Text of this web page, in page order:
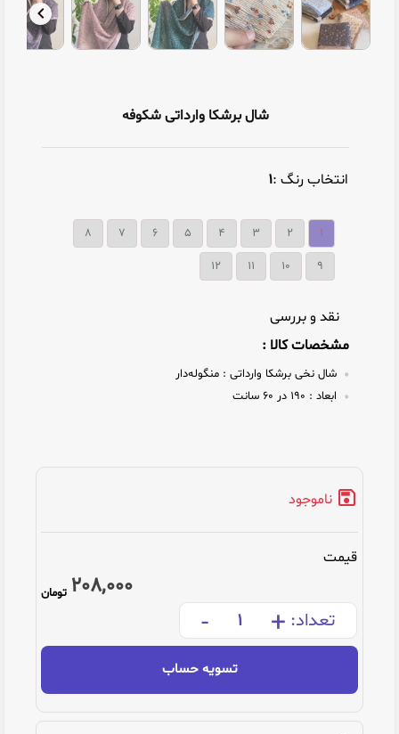
شال برشکا وارداتی شکوفه
انتخاب رنگ :۱
۱ ۲ ۳ ۴ ۵ ۶ ۷ ۸
9
10
11
12
نقد و بررسی
مشخصات کالا :
شال نخی برشکا وارداتی : منگوله‌دار
ابعاد :
ناموجود
قیمت
208,000 تومان
تعداد: +
-
تسویه حساب